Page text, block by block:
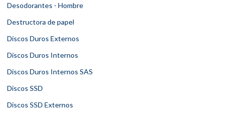
Desodorantes - Hombre
Destructora de papel
Discos Duros Externos
Discos Duros Internos
Discos Duros Internos SAS
Discos SSD
Discos SSD Externos